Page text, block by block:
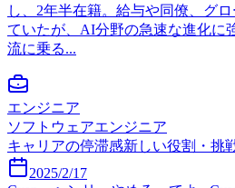
し、2年半在籍。給与や同僚、グ
ていたが、AI分野の急速な進化に
流に乗る...
エンジニア
ソフトウェアエンジニア
キャリアの停滞感新しい役割・挑
2025/2/17